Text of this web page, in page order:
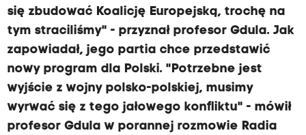
się zbudować Koalicję Europejską, trochę na
tym straciliśmy" - przyznał profesor Gdula. Jak
zapowiadał, jego partia chce przedstawić
nowy program dla Polski. "Potrzebne jest
wyjście z wojny polsko-polskiej, musimy
wyrwać się z tego jałowego konfliktu" - mówił
profesor Gdula w porannej rozmowie Radia